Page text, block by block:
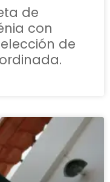
de
con
de